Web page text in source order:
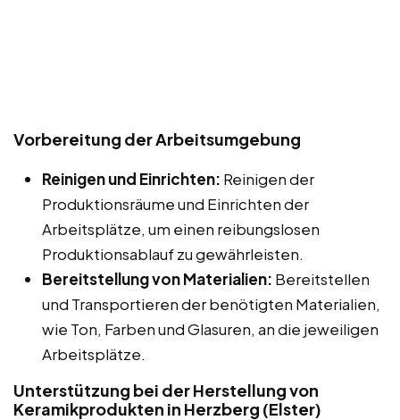
Vorbereitung der Arbeitsumgebung
Reinigen und Einrichten: Reinigen der
Produktionsräume und Einrichten der
Arbeitsplätze, um einen reibungslosen
Produktionsablauf zu gewährleisten.
Bereitstellung von Materialien: Bereitstellen
und Transportieren der benötigten Materialien,
wie Ton, Farben und Glasuren, an die jeweiligen
Arbeitsplätze.
Unterstützung bei der Herstellung von
Keramikprodukten in Herzberg (Elster)